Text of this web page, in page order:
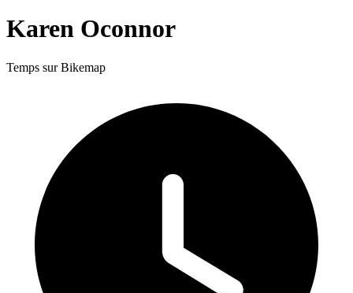
Karen Oconnor
Temps sur Bikemap